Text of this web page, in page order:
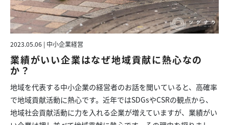
2023.05.06 | 中小企業経営
業績がいい企業はなぜ地域貢献に熱心なの
か？
地域を代表する中小企業の経営者のお話を聞いていると、高確率
で地域貢献活動に熱心です。近年ではSDGsやCSRの観点から、
地域社会貢献活動に力を入れる企業が増えていますが、業績がい